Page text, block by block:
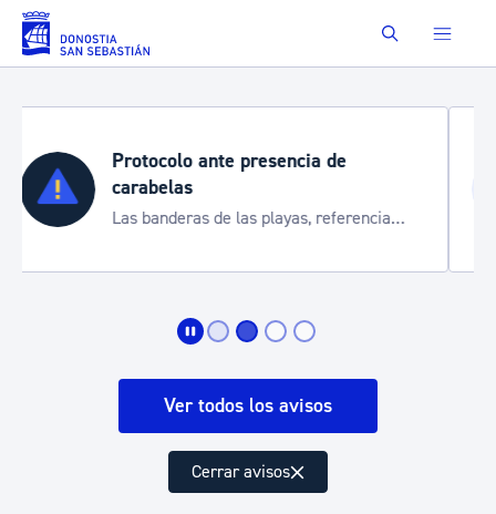
Saltar al contenido principal Buscar
Semana Grande 2026
Cortes de tráfico y servicios especiales
de transporte
Ver todos los avisos
Cerrar avisos